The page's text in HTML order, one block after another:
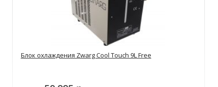
Блок охлаждения Zwarg Cool Touch 9L Free